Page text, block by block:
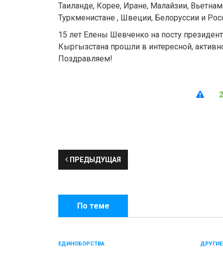
Таиланде, Корее, Иране, Малайзии,
Туркменистане , Швеции, Белоруссии и
15 лет Елены Шевченко на посту
Кыргызстана прошли в интересной,
Поздравляем!
2
ПРЕДЫДУЩАЯ
По теме
ЕДИНОБОРСТВА